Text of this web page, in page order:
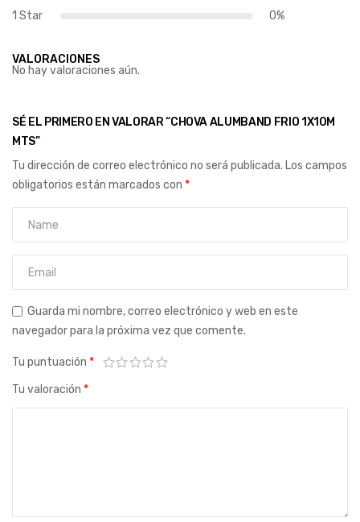
1 Star
0%
VALORACIONES
No hay valoraciones aún.
SÉ EL PRIMERO EN VALORAR “CHOVA ALUMBAND FRIO 1X10M
MTS”
Tu dirección de correo electrónico no será publicada. Los campos
obligatorios están marcados con *
Guarda mi nombre, correo electrónico y web en este
navegador para la próxima vez que comente.
Tu puntuación *
Tu valoración *